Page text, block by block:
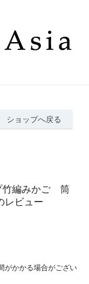
ショップへ戻る
竹編みかご 筒
レビュー
がかかる場合がござい